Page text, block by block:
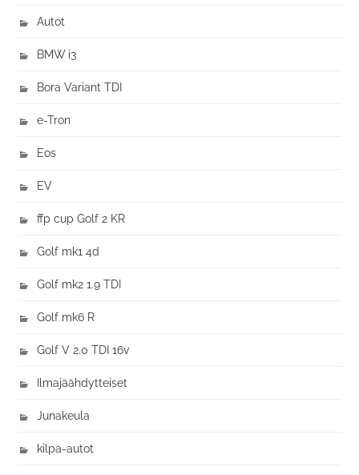
Autot
BMW i3
Bora Variant TDI
e-Tron
Eos
EV
ffp cup Golf 2 KR
Golf mk1 4d
Golf mk2 1.9 TDI
Golf mk6 R
Golf V 2.0 TDI 16v
Ilmajäähdytteiset
Junakeula
kilpa-autot